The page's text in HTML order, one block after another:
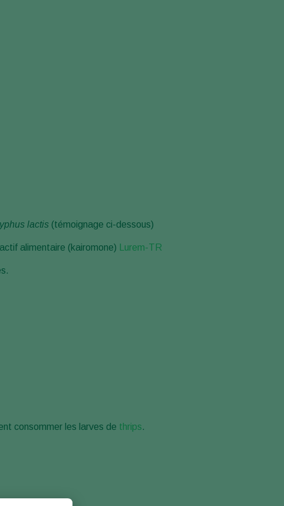
Russia
South Africa
lactis (témoignage ci-dessous)
alimentaire (kairomone) Lurem-TR
consommer les larves de thrips.